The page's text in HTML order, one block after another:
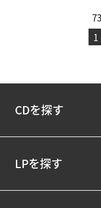
1
CDを探す
LPを探す